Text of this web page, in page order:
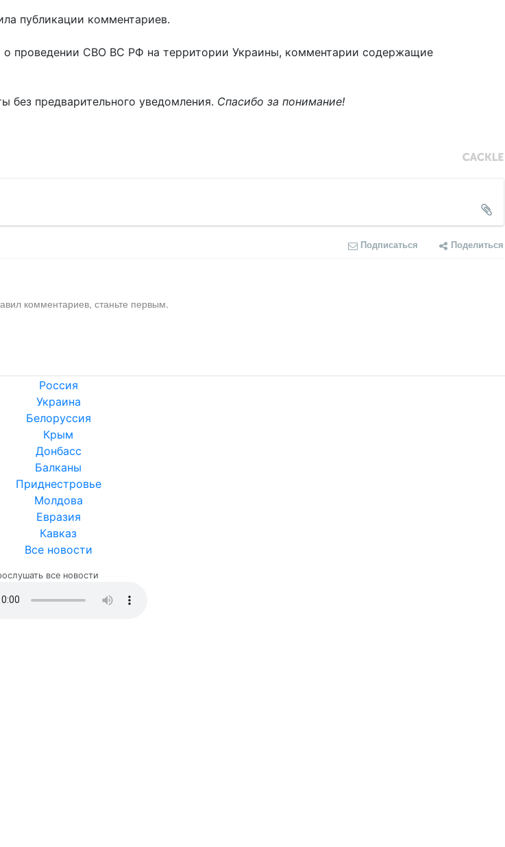
публикации комментариев.
о проведении СВО ВС РФ на территории Украины, комментарии содержащие
без предварительного уведомления. Спасибо за понимание!
Подписаться Поделиться
комментариев, станьте первым.
Россия
Украина
Белоруссия
Крым
Донбасс
Балканы
Приднестровье
Молдова
Евразия
Кавказ
Все новости
все новости